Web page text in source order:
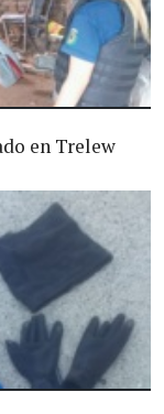
en Trelew